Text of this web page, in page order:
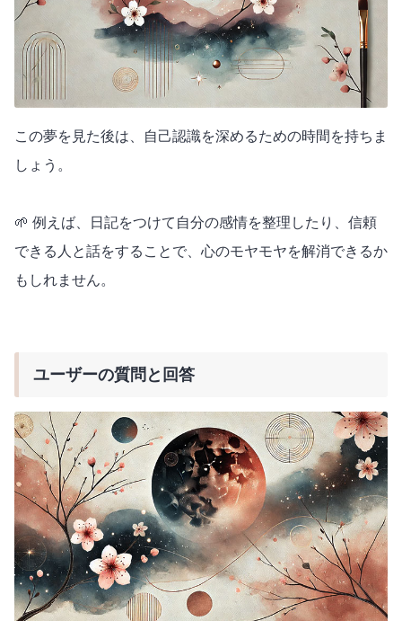
この夢を見た後は、自己認識を深めるための時間を持ちま
しょう。
🌱 例えば、日記をつけて自分の感情を整理したり、信頼
できる人と話をすることで、心のモヤモヤを解消できるか
もしれません。
ユーザーの質問と回答